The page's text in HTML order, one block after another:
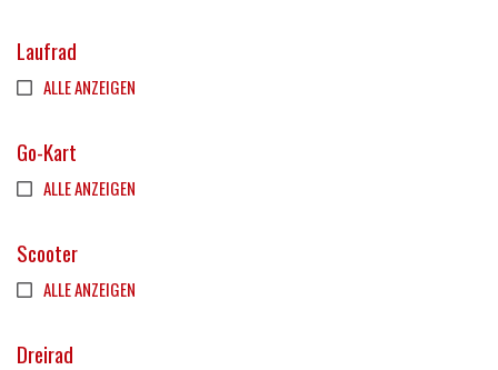
Laufrad
ALLE ANZEIGEN
Go-Kart
ALLE ANZEIGEN
Scooter
ALLE ANZEIGEN
Dreirad